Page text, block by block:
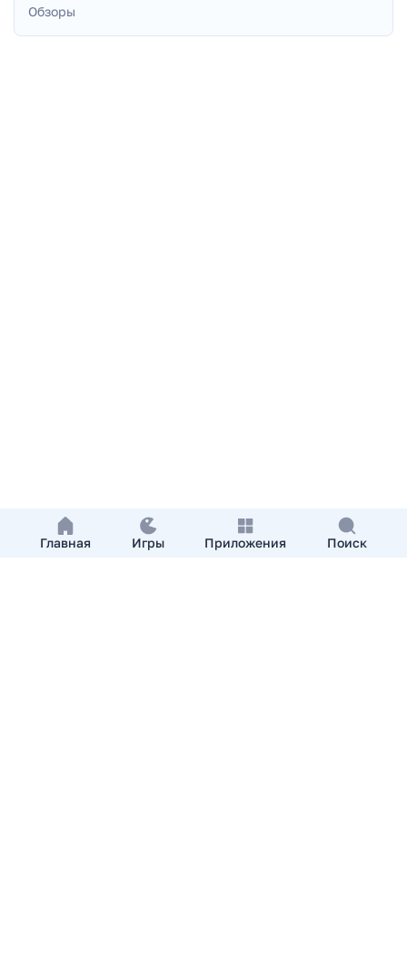
Главная Игры Приложения Поиск
Обзоры